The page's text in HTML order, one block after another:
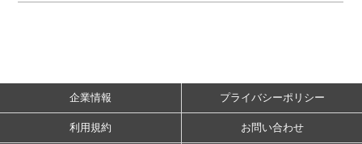
企業情報 プライバシーポリシー
利用規約 お問い合わせ